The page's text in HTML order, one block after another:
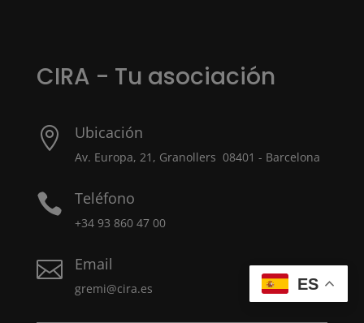
CIRA - Tu asociación
 Ubicación
Av. Europa, 21, Granollers 08401 - Barcelona
 Teléfono
+34 93 860 47 00
 Email
gremi@cira.es ES